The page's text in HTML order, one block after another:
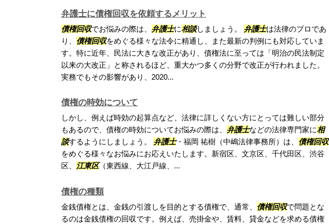
弁護士に債権回収を依頼するメリット
債権回収でお悩みの際は、 弁護士に相談しましょう。 弁護士は法律のプロであ
り、 債権回収をめぐる様々な法令に精通し、また最新の判例にも対応していま
す。特に近年、民法に大きな改正があり、債権法に至っては「明治の民法制定
以来の大改正」と称されるほど、重大かつ多くの分野で改正が行われました。
実務でもその影響があり、2020...
債権の時効について
しかし、例えば時効の起算点など、法律に詳しくない方にとっては難しい部分
もあるので、債権の時効についてお悩みの際は、 弁護士などの法律専門家に相
談するようにしましょう。 弁護士・福岡 祐樹（中嶋法律事務所）は、 債権回収
をめぐる様々なお悩みにお応えいたします。新宿区、文京区、千代田区、渋谷
区、
江東区（東西線、大江戸線、...
債権の種類
金銭債権とは、金銭の引渡しを目的とする債権で、通常、 債権回収で問題とな
るのは金銭債権の回収です。例えば、売掛金や、賃料、貸金などを求める債権